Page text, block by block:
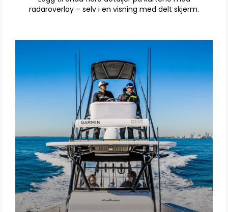
radaroverlay – selv i en visning med delt skjerm.